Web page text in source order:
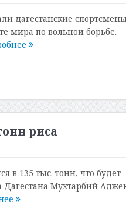
дагестанские
мира по вольной борьбе.
риса
в 135 тыс. тонн, что будет
Мухтарбий